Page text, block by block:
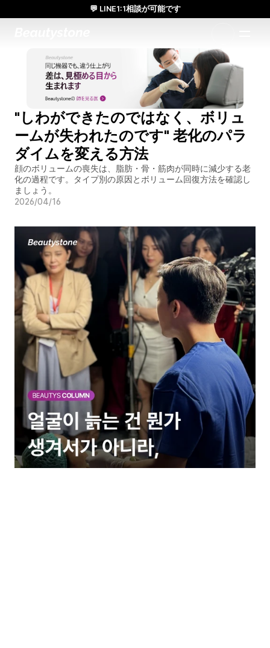
"しわができたのではなく、ボリュ
ームが失われたのです" 老化のパラ
ダイムを変える方法
顔のボリュームの喪失は、脂肪・骨・筋肉が同時に減少する老
化の過程です。タイプ別の原因とボリューム回復方法を確認し
ましょう。
2026/04/16
💬 LINE1:1相談が可能です
日本人通訳常駐／お得な体験価格／満足度の高い効果